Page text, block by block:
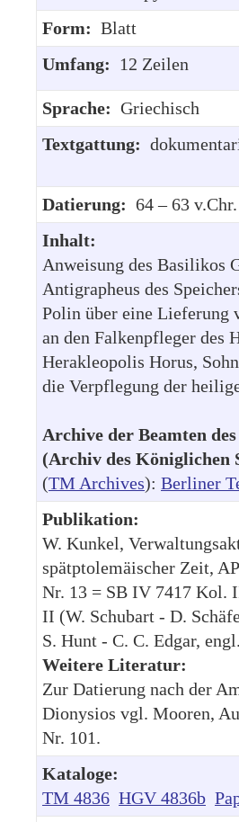
Form: Blatt
Umfang: 12 Zeilen
Sprache: Griechisch
Textgattung:
Datierung: 64 – 63 v.Chr.
Inhalt:
Anweisung des Basilikos
Antigrapheus des
Polin über eine Lieferung
an den Falkenpfleger des
Herakleopolis Horus,
die Verpflegung der
Archive der Beamten
(Archiv des Königlichen
(TM Archives): Berliner
Publikation:
W. Kunkel,
spätptolemäischer Zeit,
Nr. 13 = SB IV 7417
II (W. Schubart - D.
S. Hunt - C. C. Edgar,
Weitere Literatur:
Zur Datierung nach der
Dionysios vgl. Mooren,
Nr. 101.
Kataloge:
TM 4836 HGV 4836b